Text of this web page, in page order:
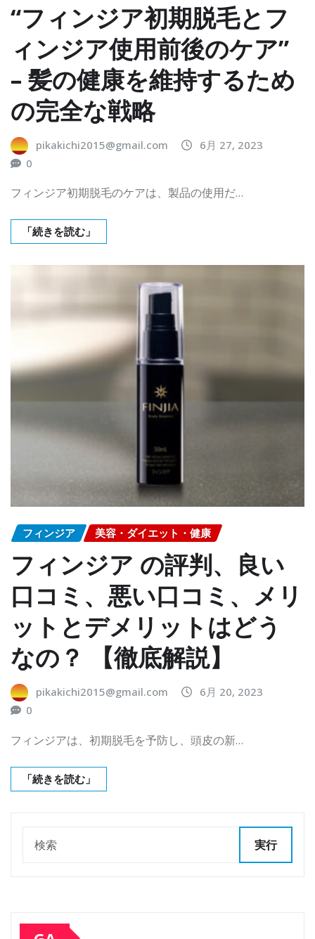
“フィンジア初期脱毛とフ
ィンジア使用前後のケア”
– 髪の健康を維持するため
の完全な戦略
pikakichi2015@gmail.com
6月 27, 2023
0
フィンジア初期脱毛のケアは、製品の使用だ…
「続きを読む」
フィンジア 美容・ダイエット・健康
フィンジア の評判、良い
口コミ、悪い口コミ、メリ
ットとデメリットはどう
なの？ 【徹底解説】
pikakichi2015@gmail.com
6月 20, 2023
0
フィンジアは、初期脱毛を予防し、頭皮の新…
「続きを読む」
実行